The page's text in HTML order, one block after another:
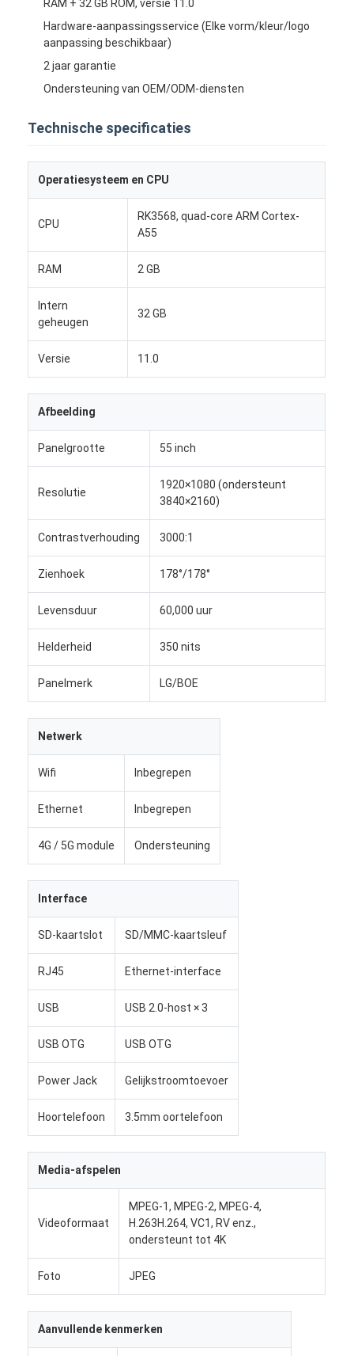
Thuis
Producten
Over Ons
Neem contact met ons op
Nieuws
Digitaal LCD-signaal voor binnenruimtes
Openluchtlcd Digitale Signage
vloer die lcd digitale signage bevinden zich
digitaal podium
Kiosk voor zelfbestelling
Winkelvenster scherm
Barlcd Vertoning
Draagbare digitale bewegwijzering
Doorzichtig LCD-scherm
Verhuur LED-display
touch screenlijst
e-ink display
RAM + 32 GB ROM, versie 11.0
Hardware-aanpassingsservice (Elke vorm/kleur/logo
aanpassing beschikbaar)
2 jaar garantie
Ondersteuning van OEM/ODM-diensten
Technische specificaties
Operatiesysteem en CPU
CPU
RK3568, quad-core ARM Cortex-
A55
RAM 2 GB
Intern
geheugen
32 GB
Versie 11.0
Afbeelding
Panelgrootte 55 inch
Resolutie
1920×1080 (ondersteunt
3840×2160)
Contrastverhouding 3000:1
Zienhoek 178°/178°
Levensduur 60,000 uur
Helderheid 350 nits
Panelmerk LG/BOE
Netwerk
Wifi Inbegrepen
Ethernet Inbegrepen
4G / 5G module Ondersteuning
Interface
SD-kaartslot SD/MMC-kaartsleuf
RJ45 Ethernet-interface
USB USB 2.0-host × 3
USB OTG USB OTG
Power Jack Gelijkstroomtoevoer
Hoortelefoon 3.5mm oortelefoon
Media-afspelen
Videoformaat
MPEG-1, MPEG-2, MPEG-4,
H.263H.264, VC1, RV enz.,
ondersteunt tot 4K
Foto JPEG
Aanvullende kenmerken